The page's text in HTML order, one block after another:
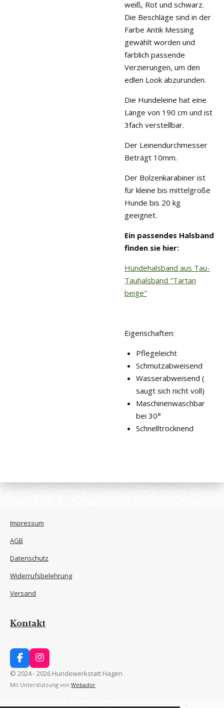
weiß, Rot und schwarz.
Die Beschläge sind in der
Farbe Antik Messing
gewählt worden und
farblich passende
Verzierungen, um den
edlen Look abzurunden.
Die Hundeleine hat eine
Länge von 190 cm und ist
3fach verstellbar.
Der Leinendurchmesser
Beträgt 10mm.
Der Bolzenkarabiner ist
für kleine bis mittelgroße
Hunde bis 20 kg
geeignet.
Ein passendes Halsband
finden sie hier:
Hundehalsband aus Tau-
Tauhalsband "Tartan
beige"
Eigenschaften:
Pflegeleicht
Schmutzabweisend
Wasserabweisend (
saugt sich nicht voll)
Maschinenwaschbar
bei 30°
Schnelltrocknend
Impressum
AGB
Datenschutz
Widerrufsbelehrung
Versand
Kontakt
F
a
e
I
n
t
© 2024 - 2026 Hundewerkstatt Hagen
Mit Unterstützung von Webador